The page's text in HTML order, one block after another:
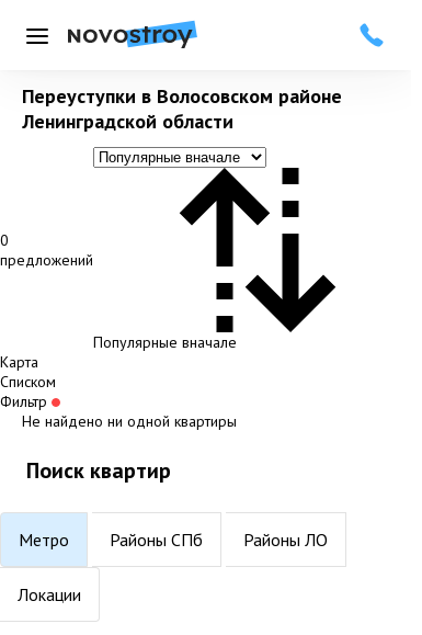
Меню
Переуступки в Волосовском районе
Ленинградской области
0
предложений
Популярные вначале
Карта
Списком
Фильтр
Не найдено ни одной квартиры
Поиск квартир
Метро Районы СПб Районы ЛО
Локации